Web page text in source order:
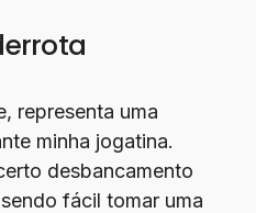
representa uma
minha jogatina.
desbancamento
fácil tomar uma